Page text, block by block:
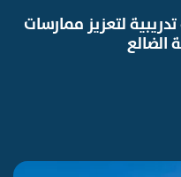
لتعزيز ممارسات
الضالع